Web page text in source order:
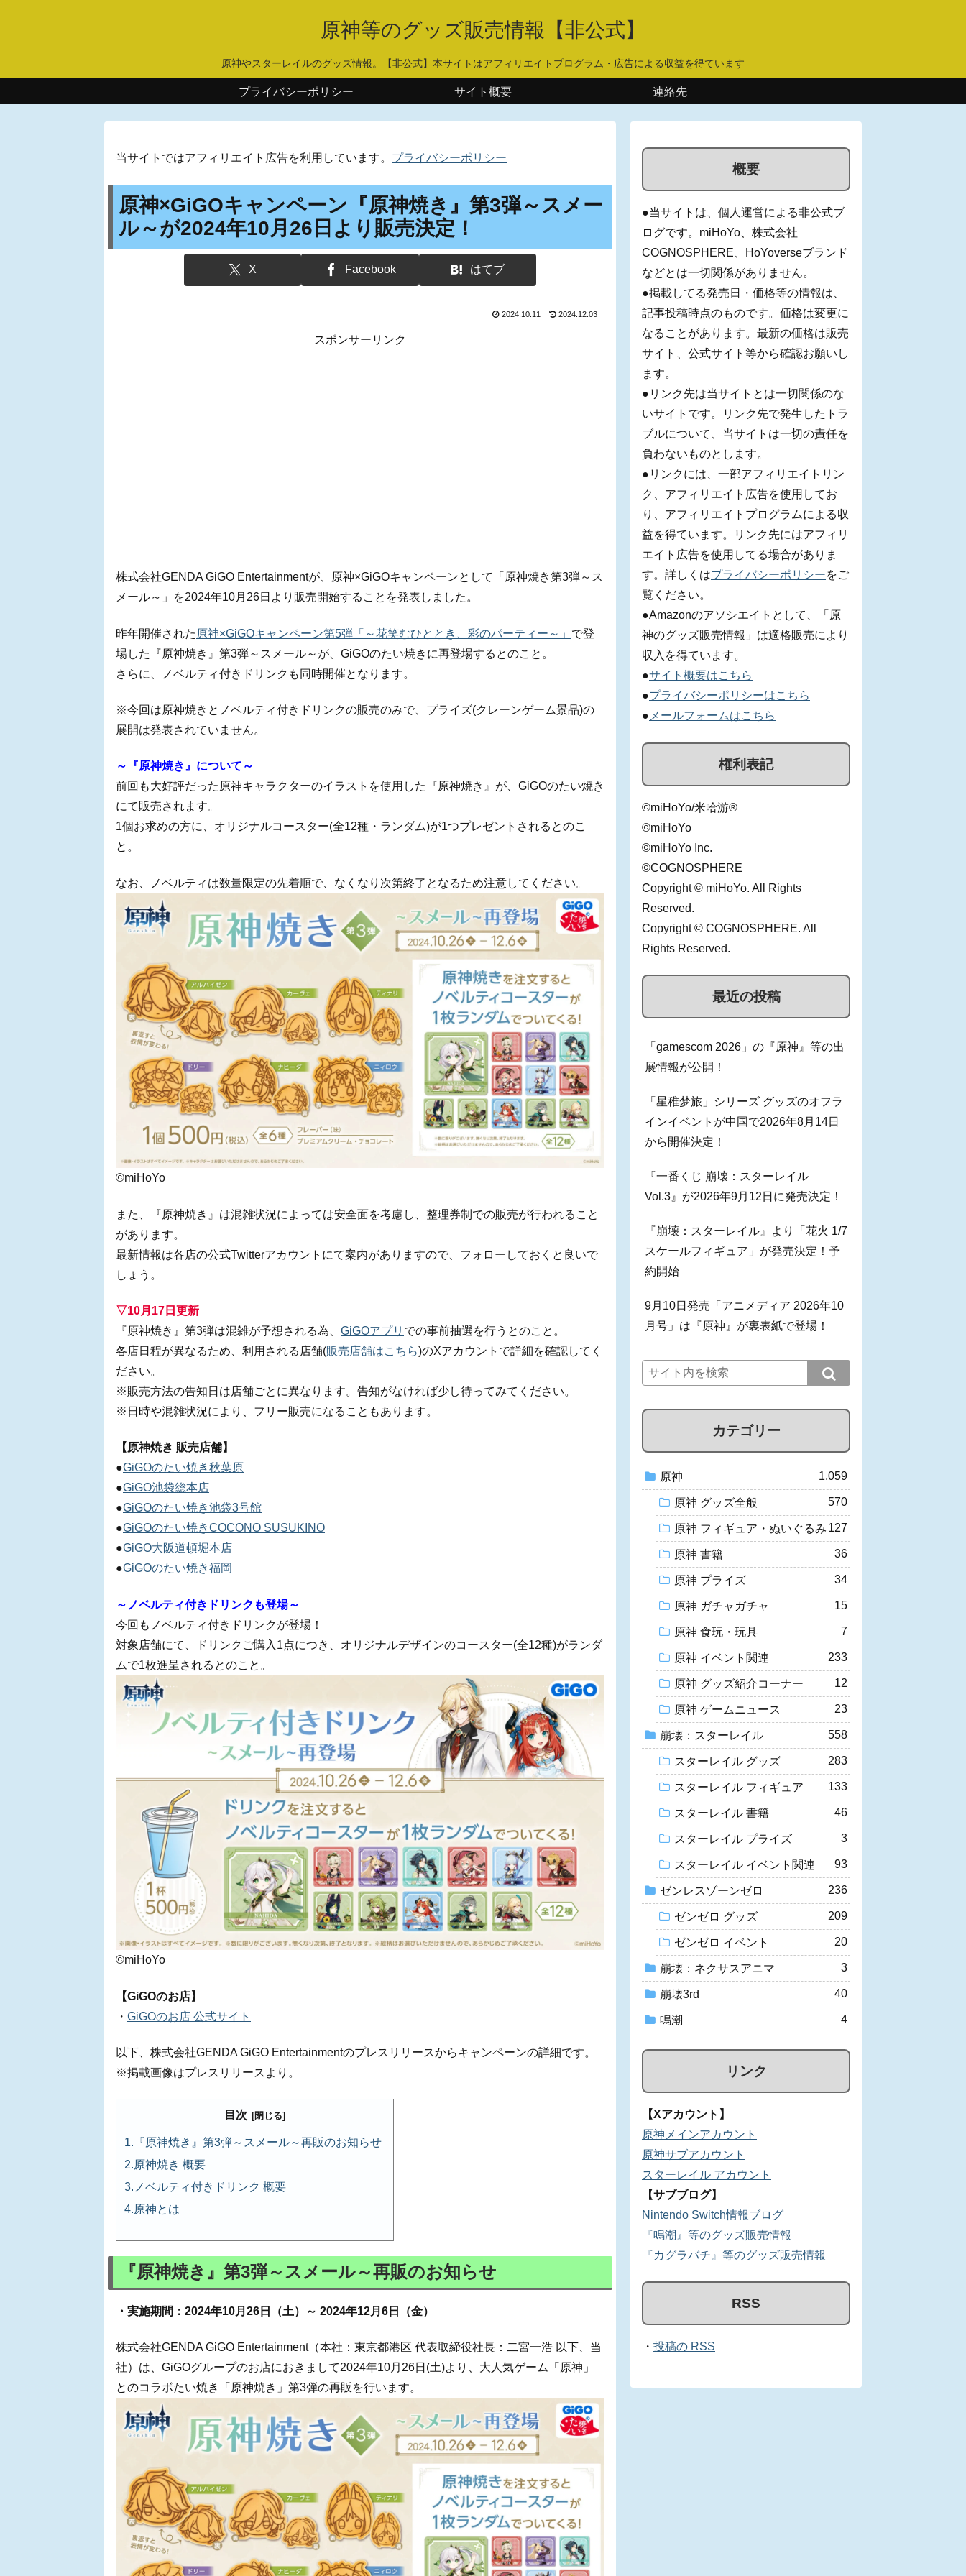
原神等のグッズ販売情報【非公式】
原神やスターレイルのグッズ情報。【非公式】本サイトはアフィリエイトプログラム・広告による収益を得ています
プライバシーポリシー サイト概要 連絡先
当サイトではアフィリエイト広告を利用しています。 プライバシーポリシー
原神×GiGOキャンペーン『原神焼き』第3弾～スメー
ル～が2024年10月26日より販売決定！
X Facebook はてブ
2024.10.11 2024.12.03
スポンサーリンク
株式会社GENDA GiGO Entertainmentが、原神×GiGOキャンペーンとして「原神焼き第3弾～ス
メール～」を2024年10月26日より販売開始することを発表しました。
昨年開催された 原神×GiGOキャンペーン第5弾「～花笑むひととき、彩のパーティー～」 で登
場した『原神焼き』第3弾～スメール～が、GiGOのたい焼きに再登場するとのこと。
さらに、ノベルティ付きドリンクも同時開催となります。
※今回は原神焼きとノベルティ付きドリンクの販売のみで、プライズ(クレーンゲーム景品)の
展開は発表されていません。
～『原神焼き』について～
前回も大好評だった原神キャラクターのイラストを使用した『原神焼き』が、GiGOのたい焼き
にて販売されます。
1個お求めの方に、オリジナルコースター(全12種・ランダム)が1つプレゼントされるとのこ
と。
なお、ノベルティは数量限定の先着順で、なくなり次第終了となるため注意してください。
©miHoYo
また、『原神焼き』は混雑状況によっては安全面を考慮し、整理券制での販売が行われること
があります。
最新情報は各店の公式Twitterアカウントにて案内がありますので、フォローしておくと良いで
しょう。
▽10月17日更新
『原神焼き』第3弾は混雑が予想される為、 GiGOアプリ での事前抽選を行うとのこと。
各店日程が異なるため、利用される店舗(販売店舗はこちら)のXアカウントで詳細を確認してく
ださい。
※販売方法の告知日は店舗ごとに異なります。告知がなければ少し待ってみてください。
※日時や混雑状況により、フリー販売になることもあります。
【原神焼き 販売店舗】
●GiGOのたい焼き秋葉原
●GiGO池袋総本店
●GiGOのたい焼き池袋3号館
●GiGOのたい焼きCOCONO SUSUKINO
●GiGO大阪道頓堀本店
●GiGOのたい焼き福岡
～ノベルティ付きドリンクも登場～
今回もノベルティ付きドリンクが登場！
対象店舗にて、ドリンクご購入1点につき、オリジナルデザインのコースター(全12種)がランダ
ムで1枚進呈されるとのこと。
©miHoYo
【GiGOのお店】
・ GiGOのお店 公式サイト
以下、株式会社GENDA GiGO Entertainmentのプレスリリースからキャンペーンの詳細です。
※掲載画像はプレスリリースより。
目次
『原神焼き』第3弾～スメール～再販のお知らせ
原神焼き 概要
ノベルティ付きドリンク 概要
原神とは
『原神焼き』第3弾～スメール～再販のお知らせ
・実施期間：2024年10月26日（土）～ 2024年12月6日（金）
株式会社GENDA GiGO Entertainment（本社：東京都港区 代表取締役社長：二宮一浩 以下、当
社）は、GiGOグループのお店におきまして2024年10月26日(土)より、大人気ゲーム「原神」
とのコラボたい焼き「原神焼き」第3弾の再販を行います。
概要
●当サイトは、個人運営による非公式ブ
ログです。miHoYo、株式会社
COGNOSPHERE、HoYoverseブランド
などとは一切関係がありません。
●掲載してる発売日・価格等の情報は、
記事投稿時点のものです。価格は変更に
なることがあります。最新の価格は販売
サイト、公式サイト等から確認お願いし
ます。
●リンク先は当サイトとは一切関係のな
いサイトです。リンク先で発生したトラ
ブルについて、当サイトは一切の責任を
負わないものとします。
●リンクには、一部アフィリエイトリン
ク、アフィリエイト広告を使用してお
り、アフィリエイトプログラムによる収
益を得ています。リンク先にはアフィリ
エイト広告を使用してる場合がありま
す。詳しくはプライバシーポリシーをご
覧ください。
●Amazonのアソシエイトとして、「原
神のグッズ販売情報」は適格販売により
収入を得ています。
●サイト概要はこちら
●プライバシーポリシーはこちら
● メールフォームはこちら
権利表記
©miHoYo/米哈游®
©miHoYo
©miHoYo Inc.
©COGNOSPHERE
Copyright © miHoYo. All Rights
Reserved.
Copyright © COGNOSPHERE. All
Rights Reserved.
最近の投稿
「gamescom 2026」の『原神』等の出
展情報が公開！
「星稚梦旅」シリーズ グッズのオフラ
インイベントが中国で2026年8月14日
から開催決定！
『一番くじ 崩壊：スターレイル
Vol.3』が2026年9月12日に発売決定！
『崩壊：スターレイル』より「花火 1/7
スケールフィギュア」が発売決定！予
約開始
9月10日発売「アニメディア 2026年10
月号」は『原神』が裏表紙で登場！
カテゴリー
原神 1,059
原神 グッズ全般 570
原神 フィギュア・ぬいぐるみ 127
原神 書籍 36
原神 プライズ 34
原神 ガチャガチャ 15
原神 食玩・玩具 7
原神 イベント関連 233
原神 グッズ紹介コーナー 12
原神 ゲームニュース 23
崩壊：スターレイル 558
スターレイル グッズ 283
スターレイル フィギュア 133
スターレイル 書籍 46
スターレイル プライズ 3
スターレイル イベント関連 93
ゼンレスゾーンゼロ 236
ゼンゼロ グッズ 209
ゼンゼロ イベント 20
崩壊：ネクサスアニマ 3
崩壊3rd 40
鳴潮 4
リンク
【Xアカウント】
原神メインアカウント
原神サブアカウント
スターレイル アカウント
【サブブログ】
Nintendo Switch情報ブログ
『鳴潮』等のグッズ販売情報
『カグラバチ』等のグッズ販売情報
RSS
・ 投稿の RSS